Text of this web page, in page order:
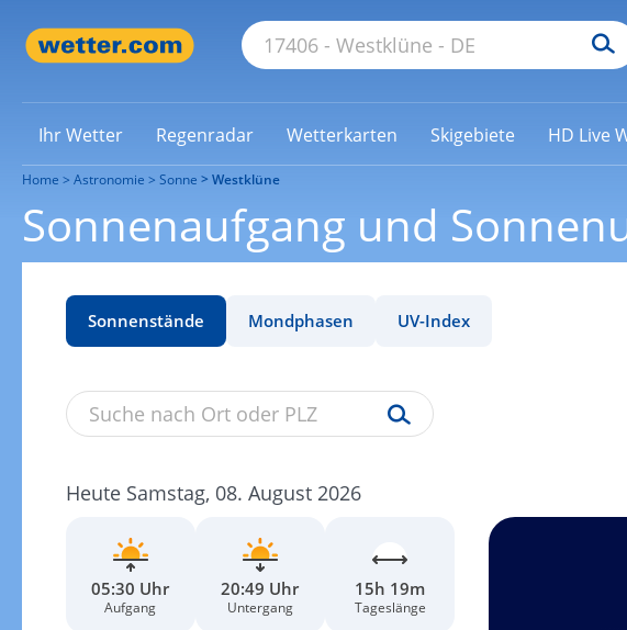
Ihr Wetter Regenradar Wetterkarten Skigebiete HD Live
Home Astronomie Sonne Westklüne
Sonnenaufgang und
Sonnenstände Mondphasen UV-Index
Heute Samstag, 08. August 2026
05:30 Uhr
Aufgang
20:49 Uhr
Untergang
15h 19m
Tageslänge